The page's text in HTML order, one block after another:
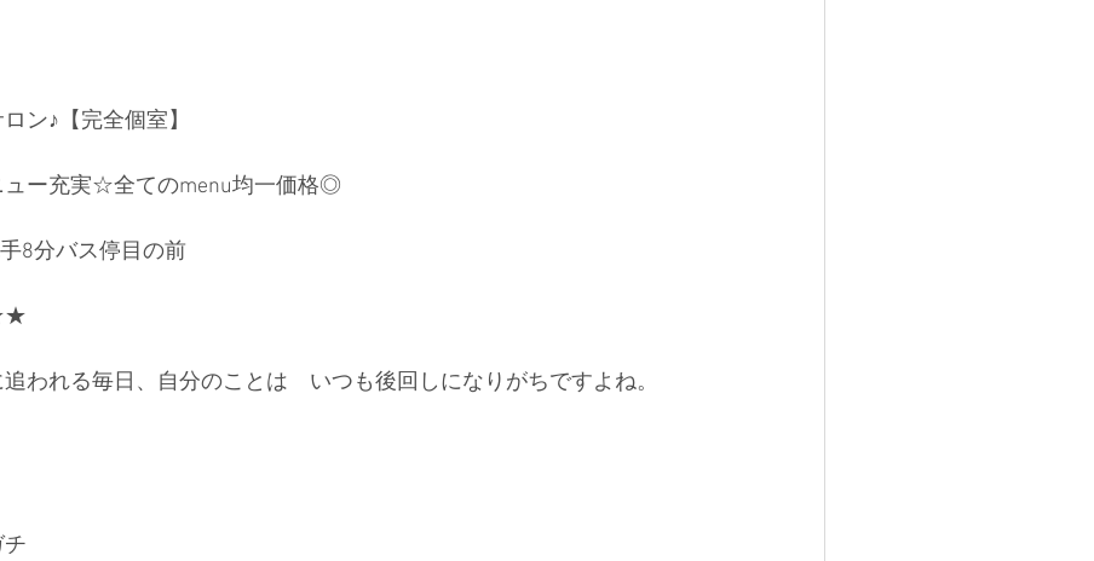
ン♪【完全個室】
ュー充実☆全てのmenu均一価格◎
8分バス停目の前
われる毎日、自分のことは　いつも後回しになりがちですよね。